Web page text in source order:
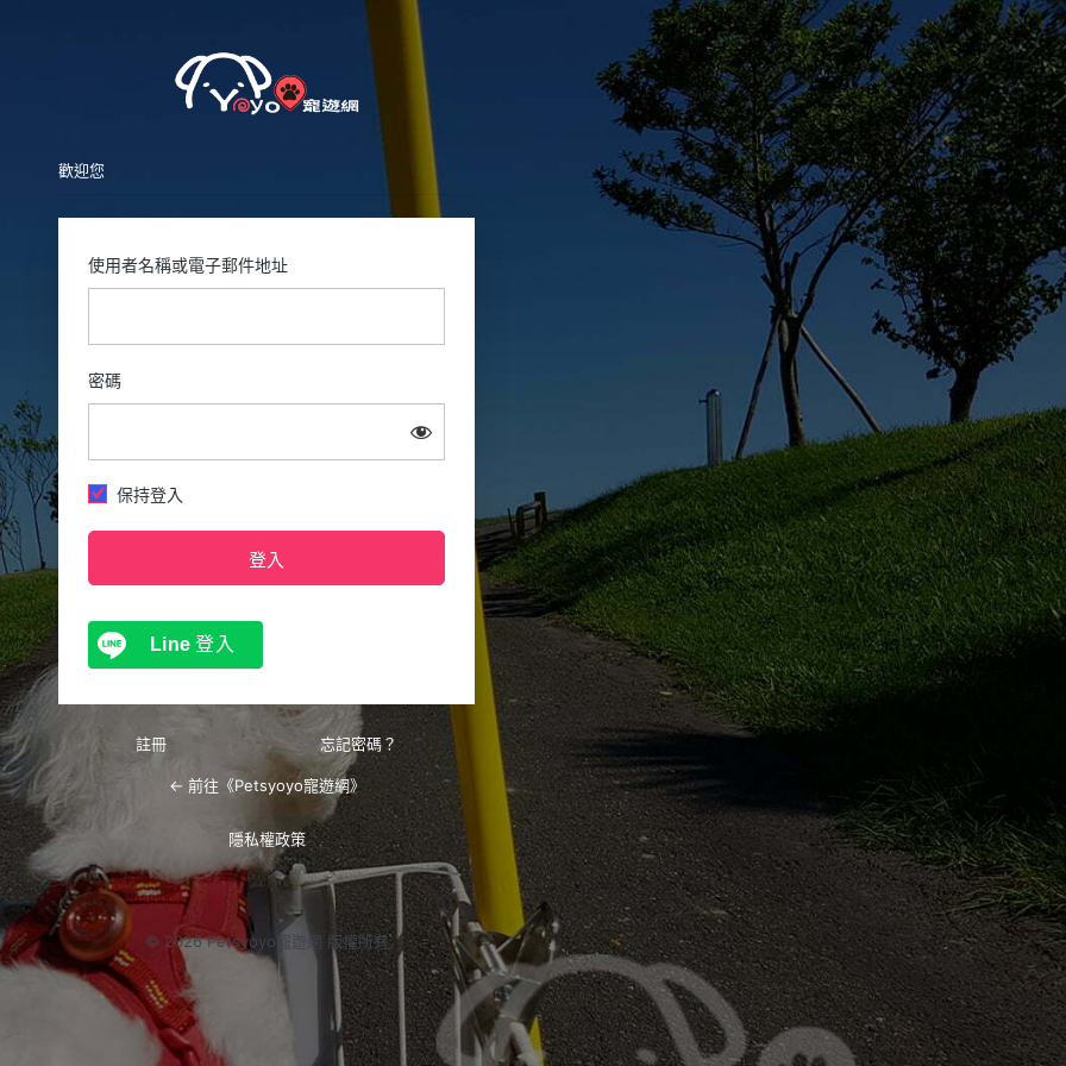
Petsyoyo寵遊網
歡迎您
使用者名稱或電子郵件地址
密碼
保持登入
Line 登入
註冊 忘記密碼？
← 前往《Petsyoyo寵遊網》
隱私權政策
© 2026 Petsyoyo寵遊網 版權所有